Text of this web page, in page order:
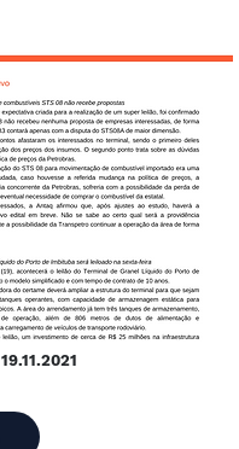
19.11.2021